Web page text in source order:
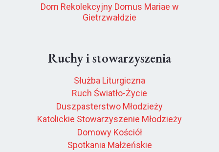
Dom Rekolekcyjny Domus Mariae w
Gietrzwałdzie
Ruchy i stowarzyszenia
Służba Liturgiczna
Ruch Światło-Życie
Duszpasterstwo Młodzieży
Katolickie Stowarzyszenie Młodzieży
Domowy Kościół
Spotkania Małżeńskie